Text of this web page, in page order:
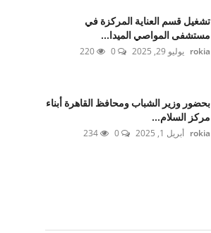
تشغيل قسم العناية المركزة في
مستشفى المواصي الميدا...
rokia يوليو 29, 2025 0
220
بحضور وزير الشباب ومحافظ القاهرة أبناء
مركز السلام...
rokia أبريل 1, 2025 0
234